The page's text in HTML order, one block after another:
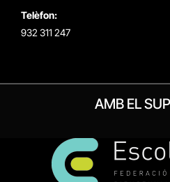
Telèfon:
932 311 247
AMB EL